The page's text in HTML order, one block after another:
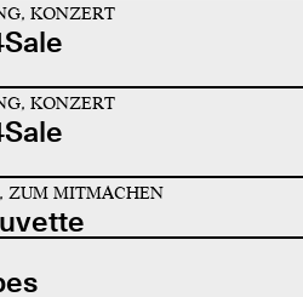
KONZERT
KONZERT
ZUM MITMACHEN